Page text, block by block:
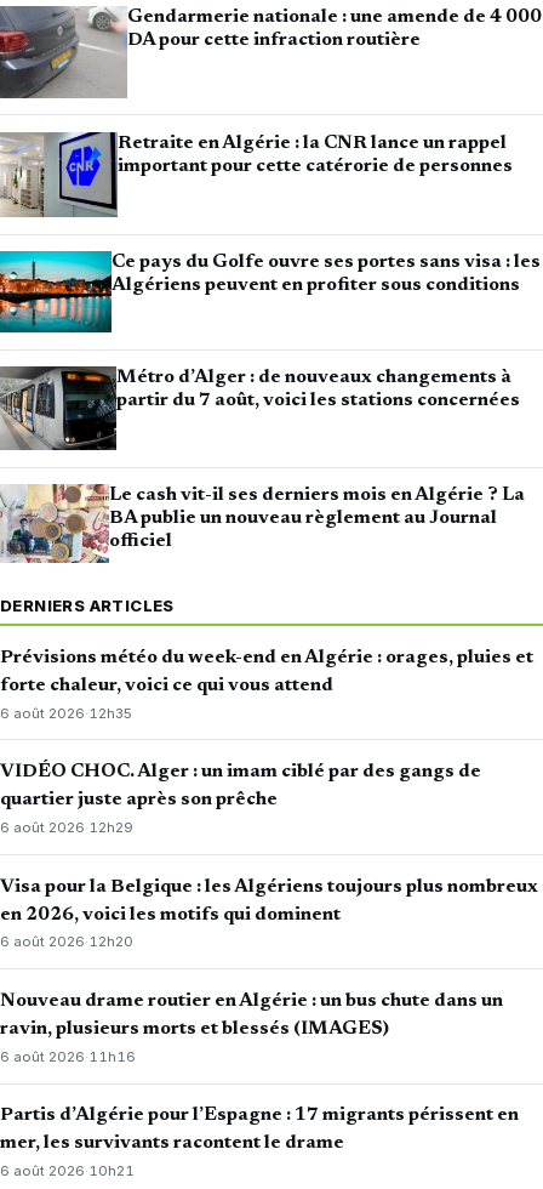
Gendarmerie nationale : une amende de 4 000
DA pour cette infraction routière
Retraite en Algérie : la CNR lance un rappel
important pour cette catérorie de personnes
Ce pays du Golfe ouvre ses portes sans visa : les
Algériens peuvent en profiter sous conditions
Métro d’Alger : de nouveaux changements à
partir du 7 août, voici les stations concernées
Le cash vit-il ses derniers mois en Algérie ? La
BA publie un nouveau règlement au Journal
officiel
DERNIERS ARTICLES
Prévisions météo du week-end en Algérie : orages, pluies et
forte chaleur, voici ce qui vous attend
6 août 2026· 12h35
VIDÉO CHOC. Alger : un imam ciblé par des gangs de
quartier juste après son prêche
6 août 2026·12h29
Visa pour la Belgique : les Algériens toujours plus nombreux
en 2026, voici les motifs qui dominent
6 août 2026·12h20
Nouveau drame routier en Algérie : un bus chute dans un
ravin, plusieurs morts et blessés (IMAGES)
6 août 2026·11h16
Partis d’Algérie pour l’Espagne : 17 migrants périssent en
mer, les survivants racontent le drame
6 août 2026·10h21